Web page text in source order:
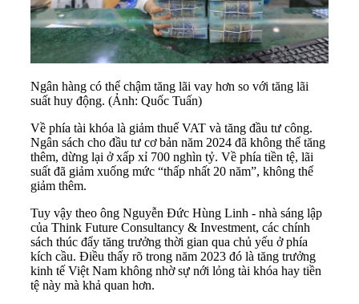
Ngân hàng có thể chậm tăng lãi vay hơn so với tăng lãi
suất huy động. (Ảnh: Quốc Tuấn)
Về phía tài khóa là giảm thuế VAT và tăng đầu tư công.
Ngân sách cho đầu tư cơ bản năm 2024 đã không thể tăng
thêm, dừng lại ở xấp xỉ 700 nghìn tỷ. Về phía tiền tệ, lãi
suất đã giảm xuống mức “thấp nhất 20 năm”, không thể
giảm thêm.
Tuy vậy theo ông Nguyễn Đức Hùng Linh - nhà sáng lập
của Think Future Consultancy & Investment, các chính
sách thúc đẩy tăng trưởng thời gian qua chủ yếu ở phía
kích cầu. Điều thấy rõ trong năm 2023 đó là tăng trưởng
kinh tế Việt Nam không nhờ sự nới lỏng tài khóa hay tiền
tệ này mà khả quan hơn.